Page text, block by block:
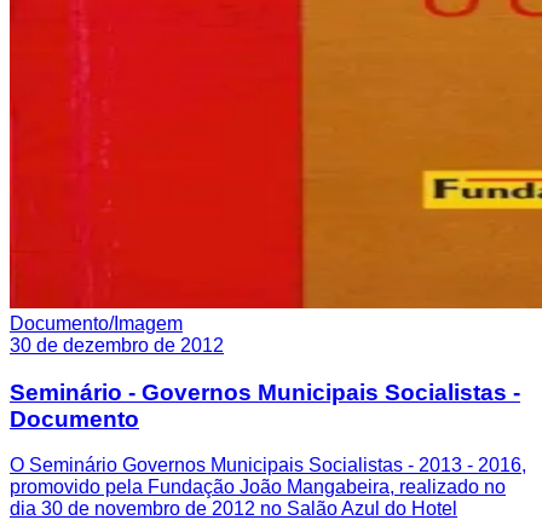
Documento/Imagem
30 de dezembro de 2012
Seminário - Governos Municipais Socialistas -
Documento
O Seminário Governos Municipais Socialistas - 2013 - 2016,
promovido pela Fundação João Mangabeira, realizado no
dia 30 de novembro de 2012 no Salão Azul do Hotel